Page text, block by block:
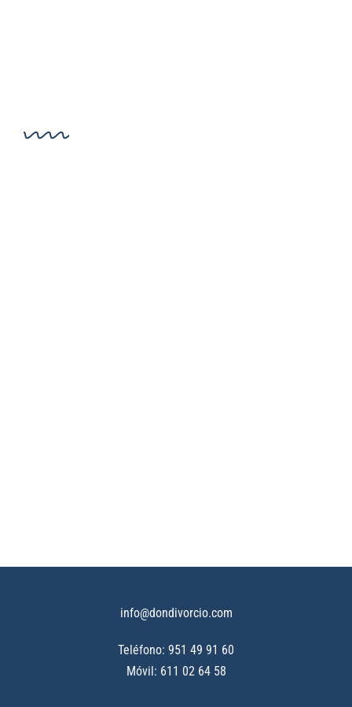
info@dondivorcio.com
Teléfono: 951 49 91 60
Móvil: 611 02 64 58